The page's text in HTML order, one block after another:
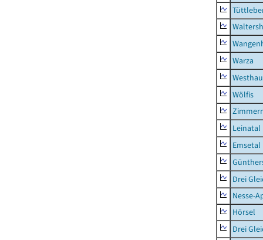
Warza
Wölfis
Leinatal
Emsetal
Drei
Nesse-
Hörsel
Drei